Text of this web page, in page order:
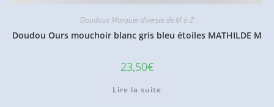
Doudous Marques diverses de M à Z
Doudou Ours mouchoir blanc gris bleu étoiles MATHILDE M
23,50€
Lire la suite